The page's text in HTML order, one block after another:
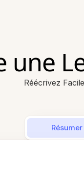
une
Réécrivez
Résumer